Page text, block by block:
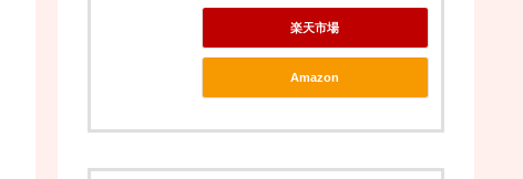
楽天市場
Amazon